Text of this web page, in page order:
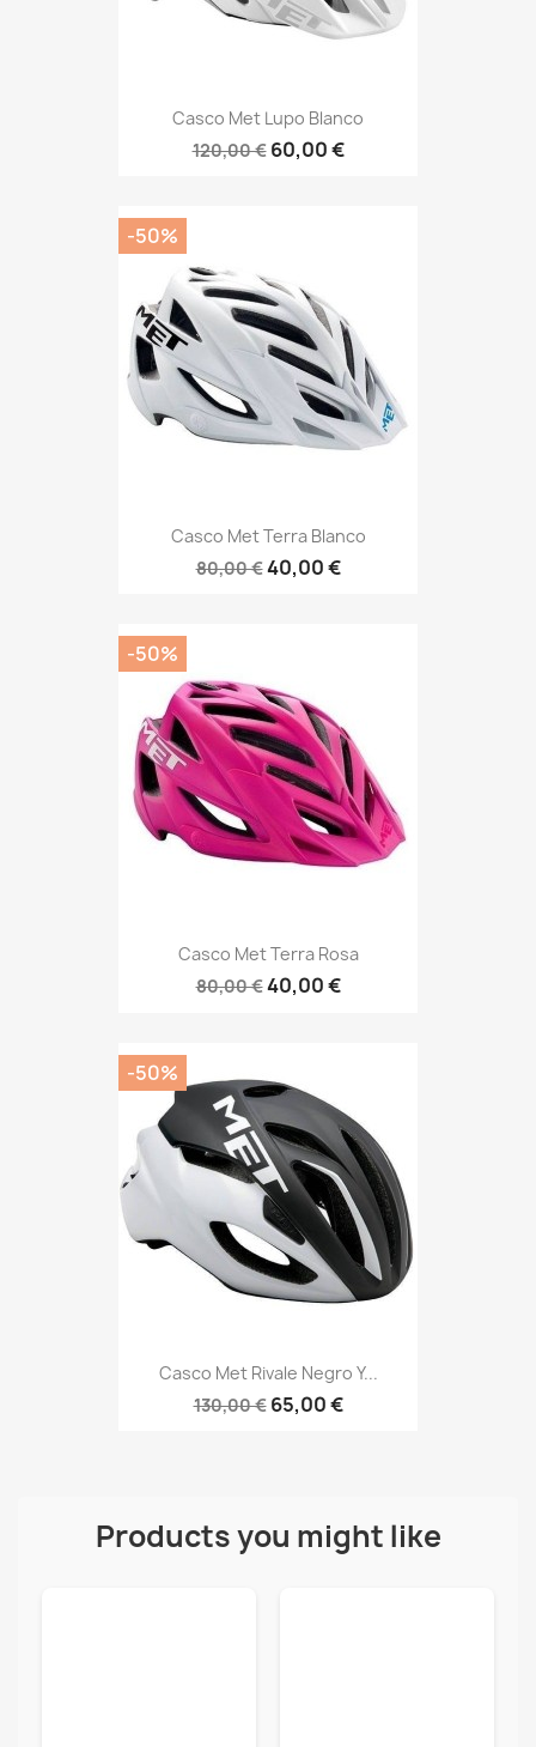
Casco Met Lupo Blanco
120,00 € 60,00 €
Casco Met Terra Blanco
80,00 €40,00 €
-50%
Casco Met Terra Rosa
80,00 €40,00 €
-50%
Casco Met Rivale Negro Y...
130,00 € 65,00 €
-50%
Products you might like